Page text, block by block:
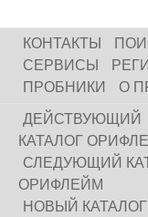
КОНТАКТЫ
СЕРВИСЫ
ПРОБНИКИ
О
ДЕЙСТВУЮЩИЙ
КАТАЛОГ
СЛЕДУЮЩИЙ
ОРИФЛЕЙМ
НОВЫЙ КАТАЛОГ